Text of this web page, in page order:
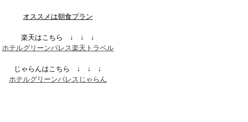
オススメは朝食プラン
楽天はこちら ↓ ↓ ↓
ホテルグリーンパレス楽天トラベル
じゃらんはこちら ↓ ↓ ↓
ホテルグリーンパレスじゃらん